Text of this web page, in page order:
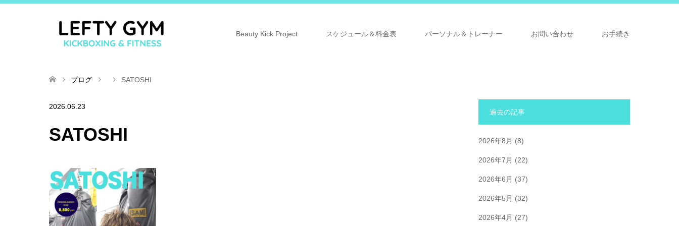
Beauty Kick Project スケジュール＆料金表 パーソナル＆トレーナー お問い合わせ お手続き
ブログ SATOSHI
2026.06.23
SATOSHI
過去の記事
2026年8月 (8)
2026年7月 (22)
2026年6月 (37)
2026年5月 (32)
2026年4月 (27)